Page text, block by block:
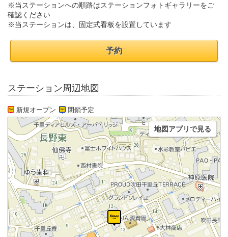
※当ステーションへの順路はステーションフォトギャラリーをご
確認ください
※当ステーションは、固定式看板を設置しています
予約
ステーション周辺地図
新規オープン 閉鎖予定
地図アプリで見る